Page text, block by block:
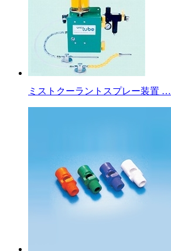
ミストクーラントスプレー装置 …